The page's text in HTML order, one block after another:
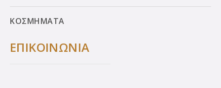
ΚΟΣΜΗΜΑΤΑ
ΕΠΙΚΟΙΝΩΝΙΑ